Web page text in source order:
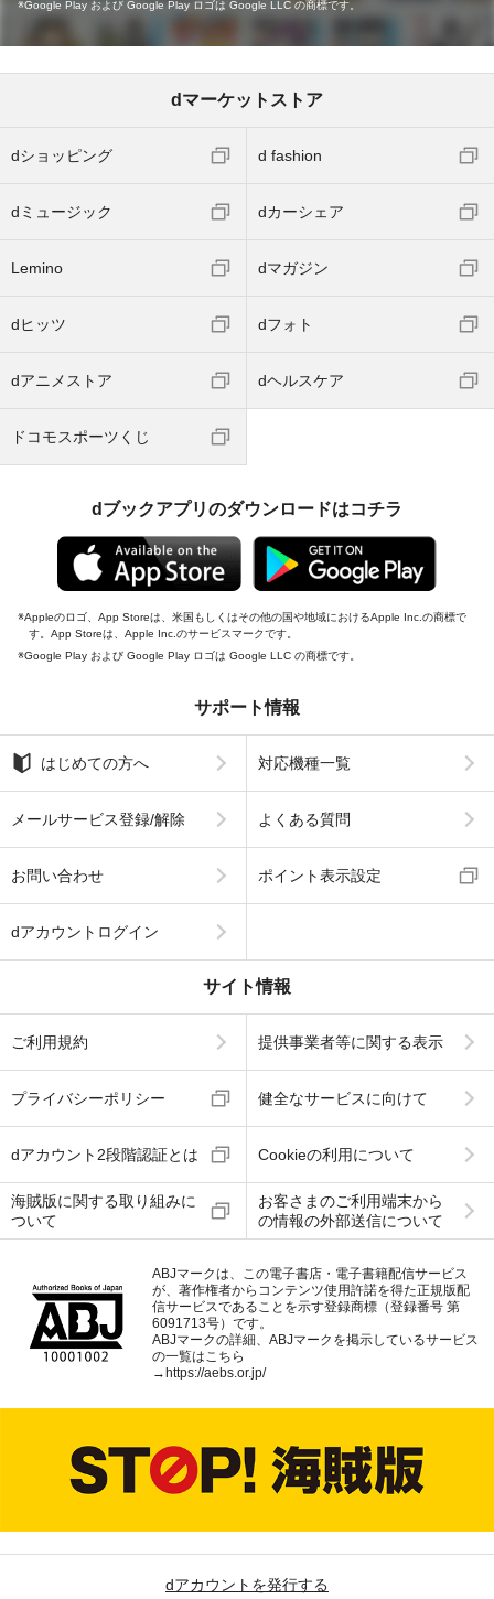
Google Play および Google Play ロゴは Google LLC の商標です。
dマーケットストア
dショッピング d fashion
dミュージック dカーシェア
Lemino dマガジン
dヒッツ dフォト
dアニメストア dヘルスケア
ドコモスポーツくじ
dブックアプリのダウンロードはコチラ
Appleのロゴ、App Storeは、米国もしくはその他の国や地域におけるApple Inc.の商標で
す。App Storeは、Apple Inc.のサービスマークです。
Google Play および Google Play ロゴは Google LLC の商標です。
サポート情報
はじめての方へ 対応機種一覧
メールサービス登録/解除 よくある質問
お問い合わせ ポイント表示設定
dアカウントログイン
サイト情報
ご利用規約 提供事業者等に関する表示
プライバシーポリシー 健全なサービスに向けて
dアカウント2段階認証とは Cookieの利用について
海賊版に関する取り組みに
ついて
お客さまのご利用端末から
の情報の外部送信について
ABJマークは、この電子書店・電子書籍配信サービス
が、著作権者からコンテンツ使用許諾を得た正規版配
信サービスであることを示す登録商標（登録番号 第
6091713号）です。
ABJマークの詳細、ABJマークを掲示しているサービス
の一覧はこちら
→https://aebs.or.jp/
dアカウントを発行する